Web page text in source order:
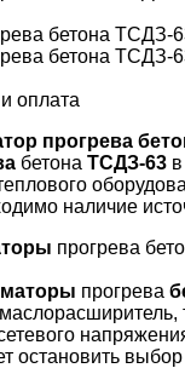
оплата
прогрева
бетона ТСДЗ-63
наличие
прогрева
прогрева
остановить